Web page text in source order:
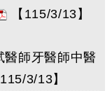
【115/3/13】
師牙醫師中醫
3/13】